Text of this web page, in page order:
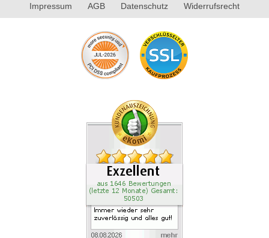
Impressum AGB Datenschutz Widerrufsrecht